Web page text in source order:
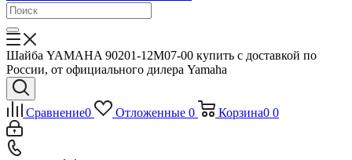
Шайба YAMAHA 90201-12M07-00 купить с доставкой по
России, от официального дилера Yamaha
Сравнение0 Отложенные 0 Корзина0 0